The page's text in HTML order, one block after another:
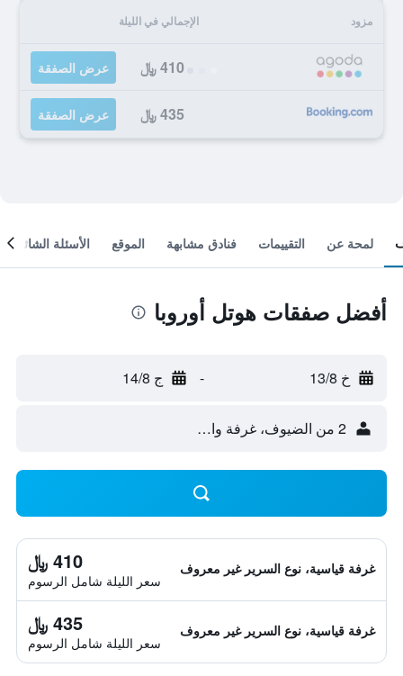
مزود الإجمالي في الليلة
410 ﷼ عرض الصفقة
435 ﷼ عرض الصفقة
لمحة عن التقييمات فنادق مشابهة الموقع الأسئلة الشائعة
أفضل صفقات هوتل أوروبا
خ 13/8 - ج 14/8
2 من الضيوف، غرفة واحدة
غرفة قياسية، نوع السرير غير معروف 410 ﷼
سعر الليلة شامل الرسوم
غرفة قياسية، نوع السرير غير معروف 435 ﷼
سعر الليلة شامل الرسوم